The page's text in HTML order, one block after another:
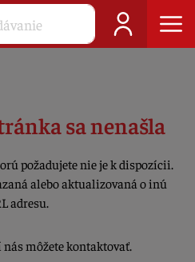
sa nenašla
požadujete nie je k dispozícii.
alebo aktualizovaná o inú
adresu.
môžete kontaktovať.